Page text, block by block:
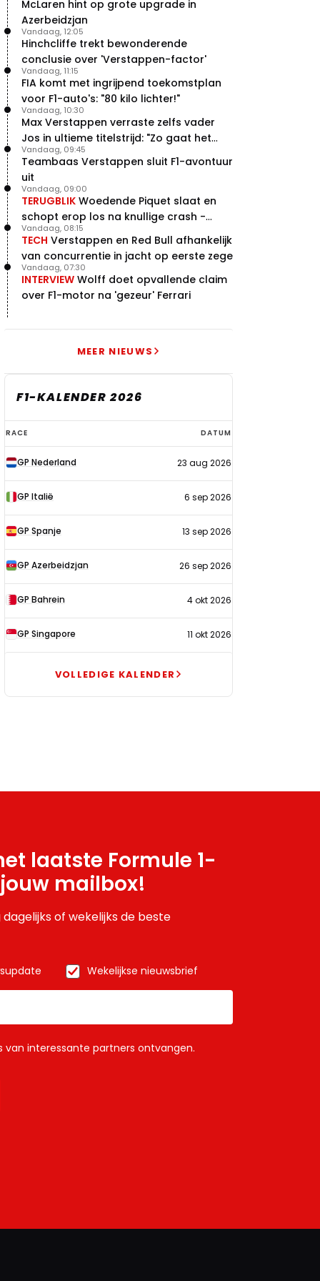
Verstappen
Video: Red Bull Verstappen krijgt
vleugels in crash met Hamilton
21 jul. 14:20
Piastri faalt hopeloos achter het
stuur bij Jeremy Clarkson
Red Bull lijkt hardnekkig lek nu
boven te hebben
20 jul. 15:15
2
McLaren hint op grote upgrade in
Azerbeidzjan
Hinchcliffe trekt bewonderende
conclusie over 'Verstappen-factor'
Vandaag, 12:05
FIA komt met ingrijpend toekomstplan
voor F1-auto's: "80 kilo lichter!"
Vandaag, 11:15
Max Verstappen verraste zelfs vader
Jos in ultieme titelstrijd: "Zo gaat het
altijd!"
Vandaag, 10:30
Teambaas Verstappen sluit F1-avontuur
uit
Vandaag, 09:45
TERUGBLIK Woedende Piquet slaat en
schopt erop los na knullige crash -
terugblik
Vandaag, 09:00
TECH Verstappen en Red Bull afhankelijk
van concurrentie in jacht op eerste zege
Vandaag, 08:15
INTERVIEW Wolff doet opvallende claim
over F1-motor na 'gezeur' Ferrari
Vandaag, 07:30
MEER NIEUWS
F1-KALENDER 2026
F1-
kalender
2026
RACE DATUM
GP Nederland 23 aug 2026
GP Italië 6 sep 2026
GP Spanje 13 sep 2026
GP Azerbeidzjan 26 sep 2026
GP Bahrein 4 okt 2026
GP Singapore 11 okt 2026
VOLLEDIGE KALENDER
laatste Formule 1-
mailbox!
of wekelijks de beste
Wekelijkse nieuwsbrief
van interessante partners ontvangen.